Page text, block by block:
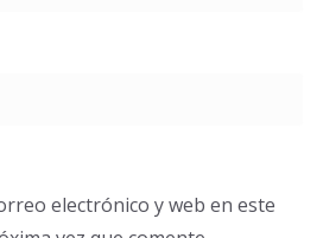
electrónico y web en este